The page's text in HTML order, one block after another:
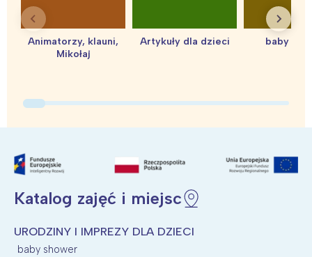
Animatorzy, klauni,
Mikołaj
Artykuły dla dzieci baby
Katalog zajęć i miejsc
URODZINY I IMPREZY DLA DZIECI
baby shower